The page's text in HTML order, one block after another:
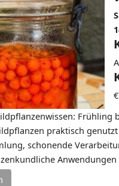
Frühling
praktisch
schonende